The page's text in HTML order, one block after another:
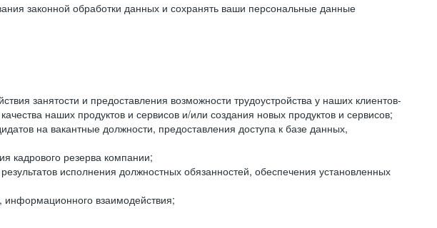
законной обработки данных и сохранять ваши персональные данные
занятости и предоставления возможности трудоустройства у наших клиентов-
наших продуктов и сервисов и/или создания новых продуктов и сервисов;
на вакантные должности, предоставления доступа к базе данных,
кадрового резерва компании;
исполнения должностных обязанностей, обеспечения установленных
взаимодействия;